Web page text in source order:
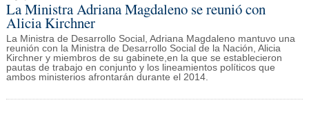
La Ministra Adriana Magdaleno se reunió con
Alicia Kirchner
La Ministra de Desarrollo Social, Adriana Magdaleno mantuvo una
reunión con la Ministra de Desarrollo Social de la Nación, Alicia
Kirchner y miembros de su gabinete,en la que se establecieron
pautas de trabajo en conjunto y los lineamientos políticos que
ambos ministerios afrontarán durante el 2014.